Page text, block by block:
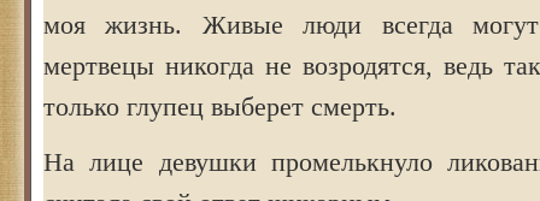
моя жизнь. Живые люди всегда
мертвецы никогда не возродятся, ведь
только глупец выберет смерть.
На лице девушки промелькнуло